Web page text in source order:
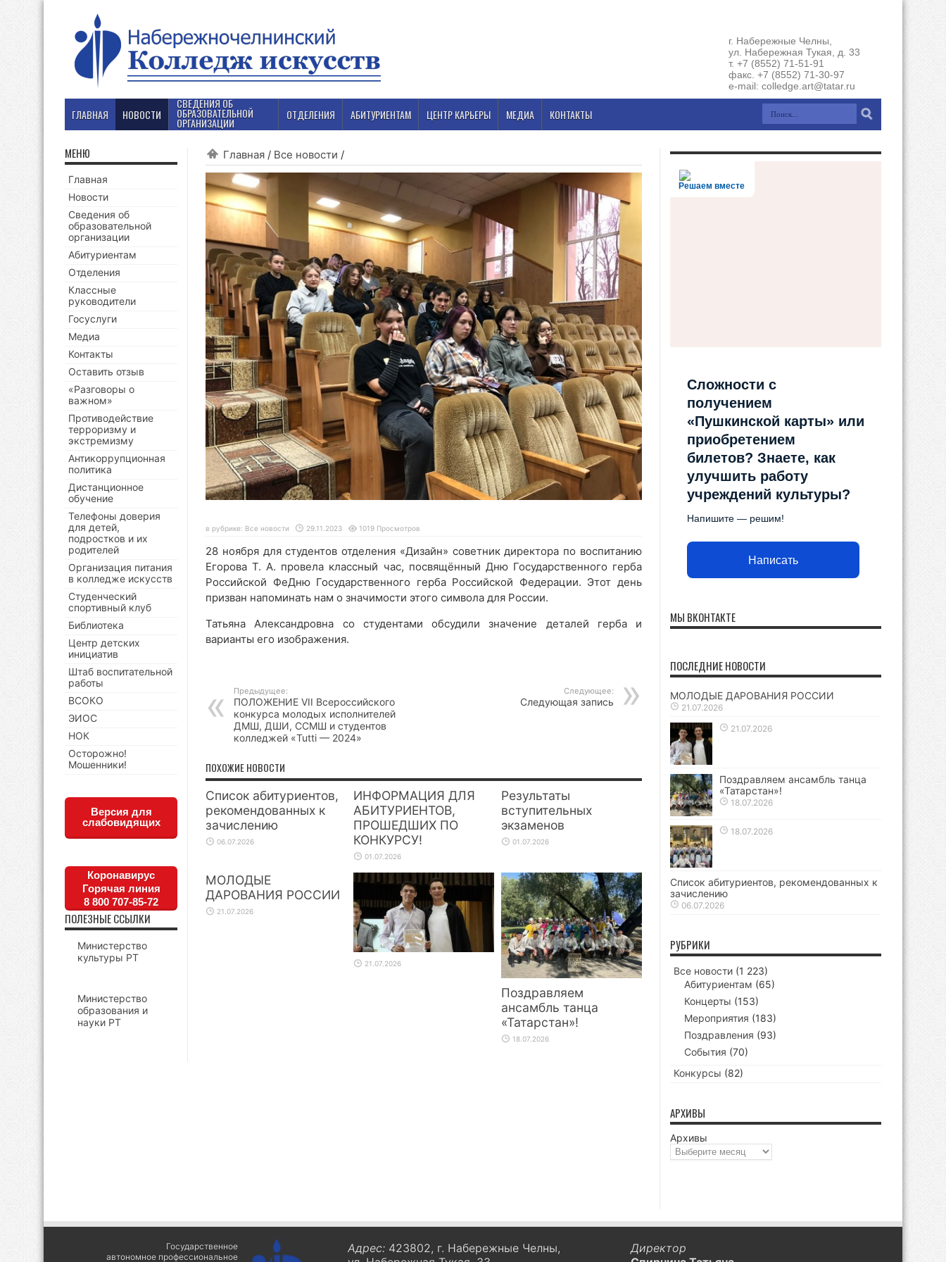
г. Набережные Челны,
ул. Набережная Тукая, д. 33
т. +7 (8552) 71-51-91
факс. +7 (8552) 71-30-97
e-mail: colledge.art@tatar.ru
ГЛАВНАЯ НОВОСТИ
СВЕДЕНИЯ ОБ
ОБРАЗОВАТЕЛЬНОЙ
ОРГАНИЗАЦИИ
ОТДЕЛЕНИЯ АБИТУРИЕНТАМ ЦЕНТР КАРЬЕРЫ МЕДИА КОНТАКТЫ
Главная / Все новости /
в рубрике: Все новости 29.11.2023 1019 Просмотров
28 ноября для студентов отделения «Дизайн» советник директора по воспитанию
Егорова Т. А. провела классный час, посвящённый Дню Государственного герба
Российской ФеДню Государственного герба Российской Федерации. Этот день
призван напоминать нам о значимости этого символа для России.
Татьяна Александровна со студентами обсудили значение деталей герба и
варианты его изображения.
Предыдущее:
ПОЛОЖЕНИЕ VII Всероссийского
конкурса молодых исполнителей
ДМШ, ДШИ, ССМШ и студентов
колледжей «Tutti — 2024»
Следующее:
Следующая запись
ПОХОЖИЕ НОВОСТИ
Список абитуриентов,
рекомендованных к
зачислению
06.07.2026
ИНФОРМАЦИЯ ДЛЯ
АБИТУРИЕНТОВ,
ПРОШЕДШИХ ПО
КОНКУРСУ!
01.07.2026
Результаты
вступительных
экзаменов
01.07.2026
МОЛОДЫЕ
ДАРОВАНИЯ РОССИИ
21.07.2026
21.07.2026
Поздравляем
ансамбль танца
«Татарстан»!
18.07.2026
МЕНЮ
Главная
Новости
Сведения об
образовательной
организации
Абитуриентам
Отделения
Классные
руководители
Госуслуги
Медиа
Контакты
Оставить отзыв
«Разговоры о
важном»
Противодействие
терроризму и
экстремизму
Антикоррупционная
политика
Дистанционное
обучение
Телефоны доверия
для детей,
подростков и их
родителей
Организация питания
в колледже искусств
Студенческий
спортивный клуб
Библиотека
Центр детских
инициатив
Штаб воспитательной
работы
ВСОКО
ЭИОС
НОК
Осторожно!
Мошенники!
Версия для
слабовидящих
Коронавирус
Горячая линия
8 800 707-85-72
ПОЛЕЗНЫЕ ССЫЛКИ
Министерство
культуры РТ
Министерство
образования и
науки РТ
Решаем вместе
Сложности с
получением
«Пушкинской карты» или
приобретением
билетов? Знаете, как
улучшить работу
учреждений культуры?
Напишите — решим!
Написать
МЫ ВКОНТАКТЕ
ПОСЛЕДНИЕ НОВОСТИ
МОЛОДЫЕ ДАРОВАНИЯ РОССИИ
21.07.2026
21.07.2026
Поздравляем ансамбль танца
«Татарстан»!
18.07.2026
18.07.2026
Список абитуриентов, рекомендованных к
зачислению
06.07.2026
РУБРИКИ
Все новости (1 223)
Абитуриентам (65)
Концерты (153)
Мероприятия (183)
Поздравления (93)
События (70)
Конкурсы (82)
АРХИВЫ
Архивы
Государственное
автономное профессиональное
Адрес: 423802, г. Набережные Челны,
Директор